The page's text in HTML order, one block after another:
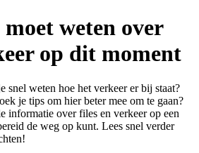
weten over
op dit moment
snel weten hoe het verkeer er bij staat?
je tips om hier beter mee om te gaan?
informatie over files en verkeer op een
de weg op kunt. Lees snel verder